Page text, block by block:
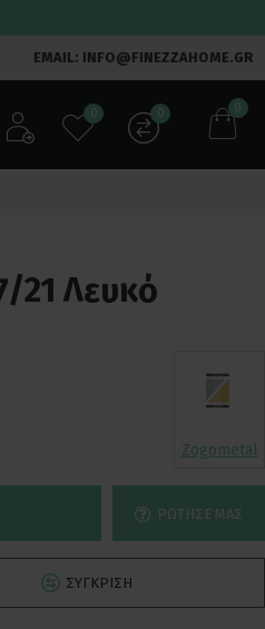
EMAIL: INFO@FINEZZAHOME.GR
0 0 0
21 Λευκό
Zogometal
ΡΏΤΗΣΕ ΜΑΣ
ΣΎΓΚΡΙΣΗ